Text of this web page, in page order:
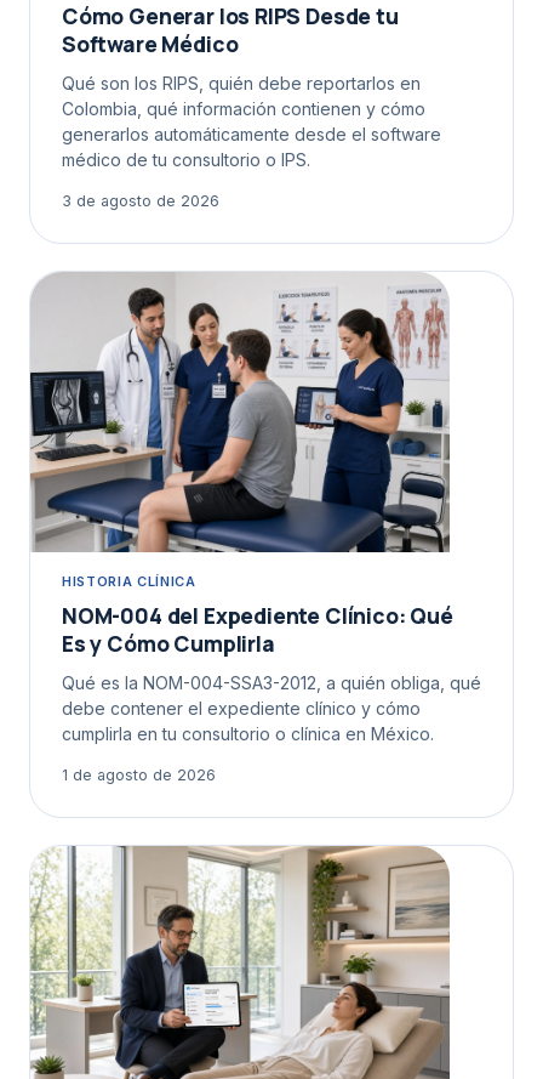
Cómo Generar los RIPS Desde tu
Software Médico
Qué son los RIPS, quién debe reportarlos en
Colombia, qué información contienen y cómo
generarlos automáticamente desde el software
médico de tu consultorio o IPS.
3 de agosto de 2026
HISTORIA CLÍNICA
NOM-004 del Expediente Clínico: Qué
Es y Cómo Cumplirla
Qué es la NOM-004-SSA3-2012, a quién obliga, qué
debe contener el expediente clínico y cómo
cumplirla en tu consultorio o clínica en México.
1 de agosto de 2026